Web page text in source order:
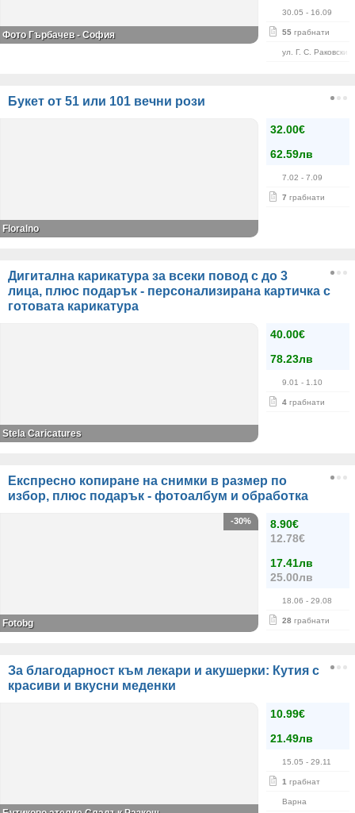
30.05 - 16.09
55 грабнати
ул. Г. С. Раковски
Фото Гърбачев - София
Букет от 51 или 101 вечни рози
32.00€
62.59лв
7.02 - 7.09
7 грабнати
Floralno
Дигитална карикатура за всеки повод с до 3
лица, плюс подарък - персонализирана картичка с
готовата карикатура
40.00€
78.23лв
9.01 - 1.10
4 грабнати
Stela Caricatures
Експресно копиране на снимки в размер по
избор, плюс подарък - фотоалбум и обработка
8.90€
12.78€
17.41лв
25.00лв
18.06 - 29.08
28 грабнати
-30%
Fotobg
За благодарност към лекари и акушерки: Кутия с
красиви и вкусни меденки
10.99€
21.49лв
15.05 - 29.11
1 грабнат
Варна